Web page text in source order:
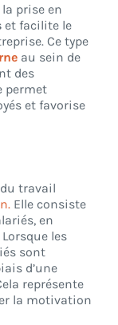
prise en
et facilite le
Ce type
au sein de
des
permet
et favorise
travail
Elle consiste
en
les
sont
d’une
représente
la motivation